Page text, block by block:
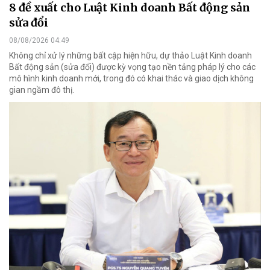
8 đề xuất cho Luật Kinh doanh Bất động sản
sửa đổi
08/08/2026 04:49
Không chỉ xử lý những bất cập hiện hữu, dự thảo Luật Kinh doanh
Bất động sản (sửa đổi) được kỳ vọng tạo nền tảng pháp lý cho các
mô hình kinh doanh mới, trong đó có khai thác và giao dịch không
gian ngầm đô thị.